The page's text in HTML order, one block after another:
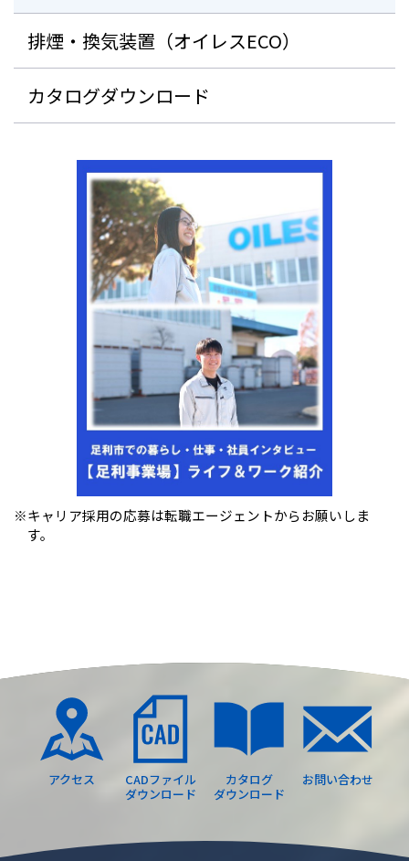
排煙・換気装置（オイレスECO）
カタログダウンロード
※キャリア採用の応募は転職エージェントからお願いしま
す。
アクセス
CADファイル
ダウンロード
カタログ
ダウンロード
お問い合わせ